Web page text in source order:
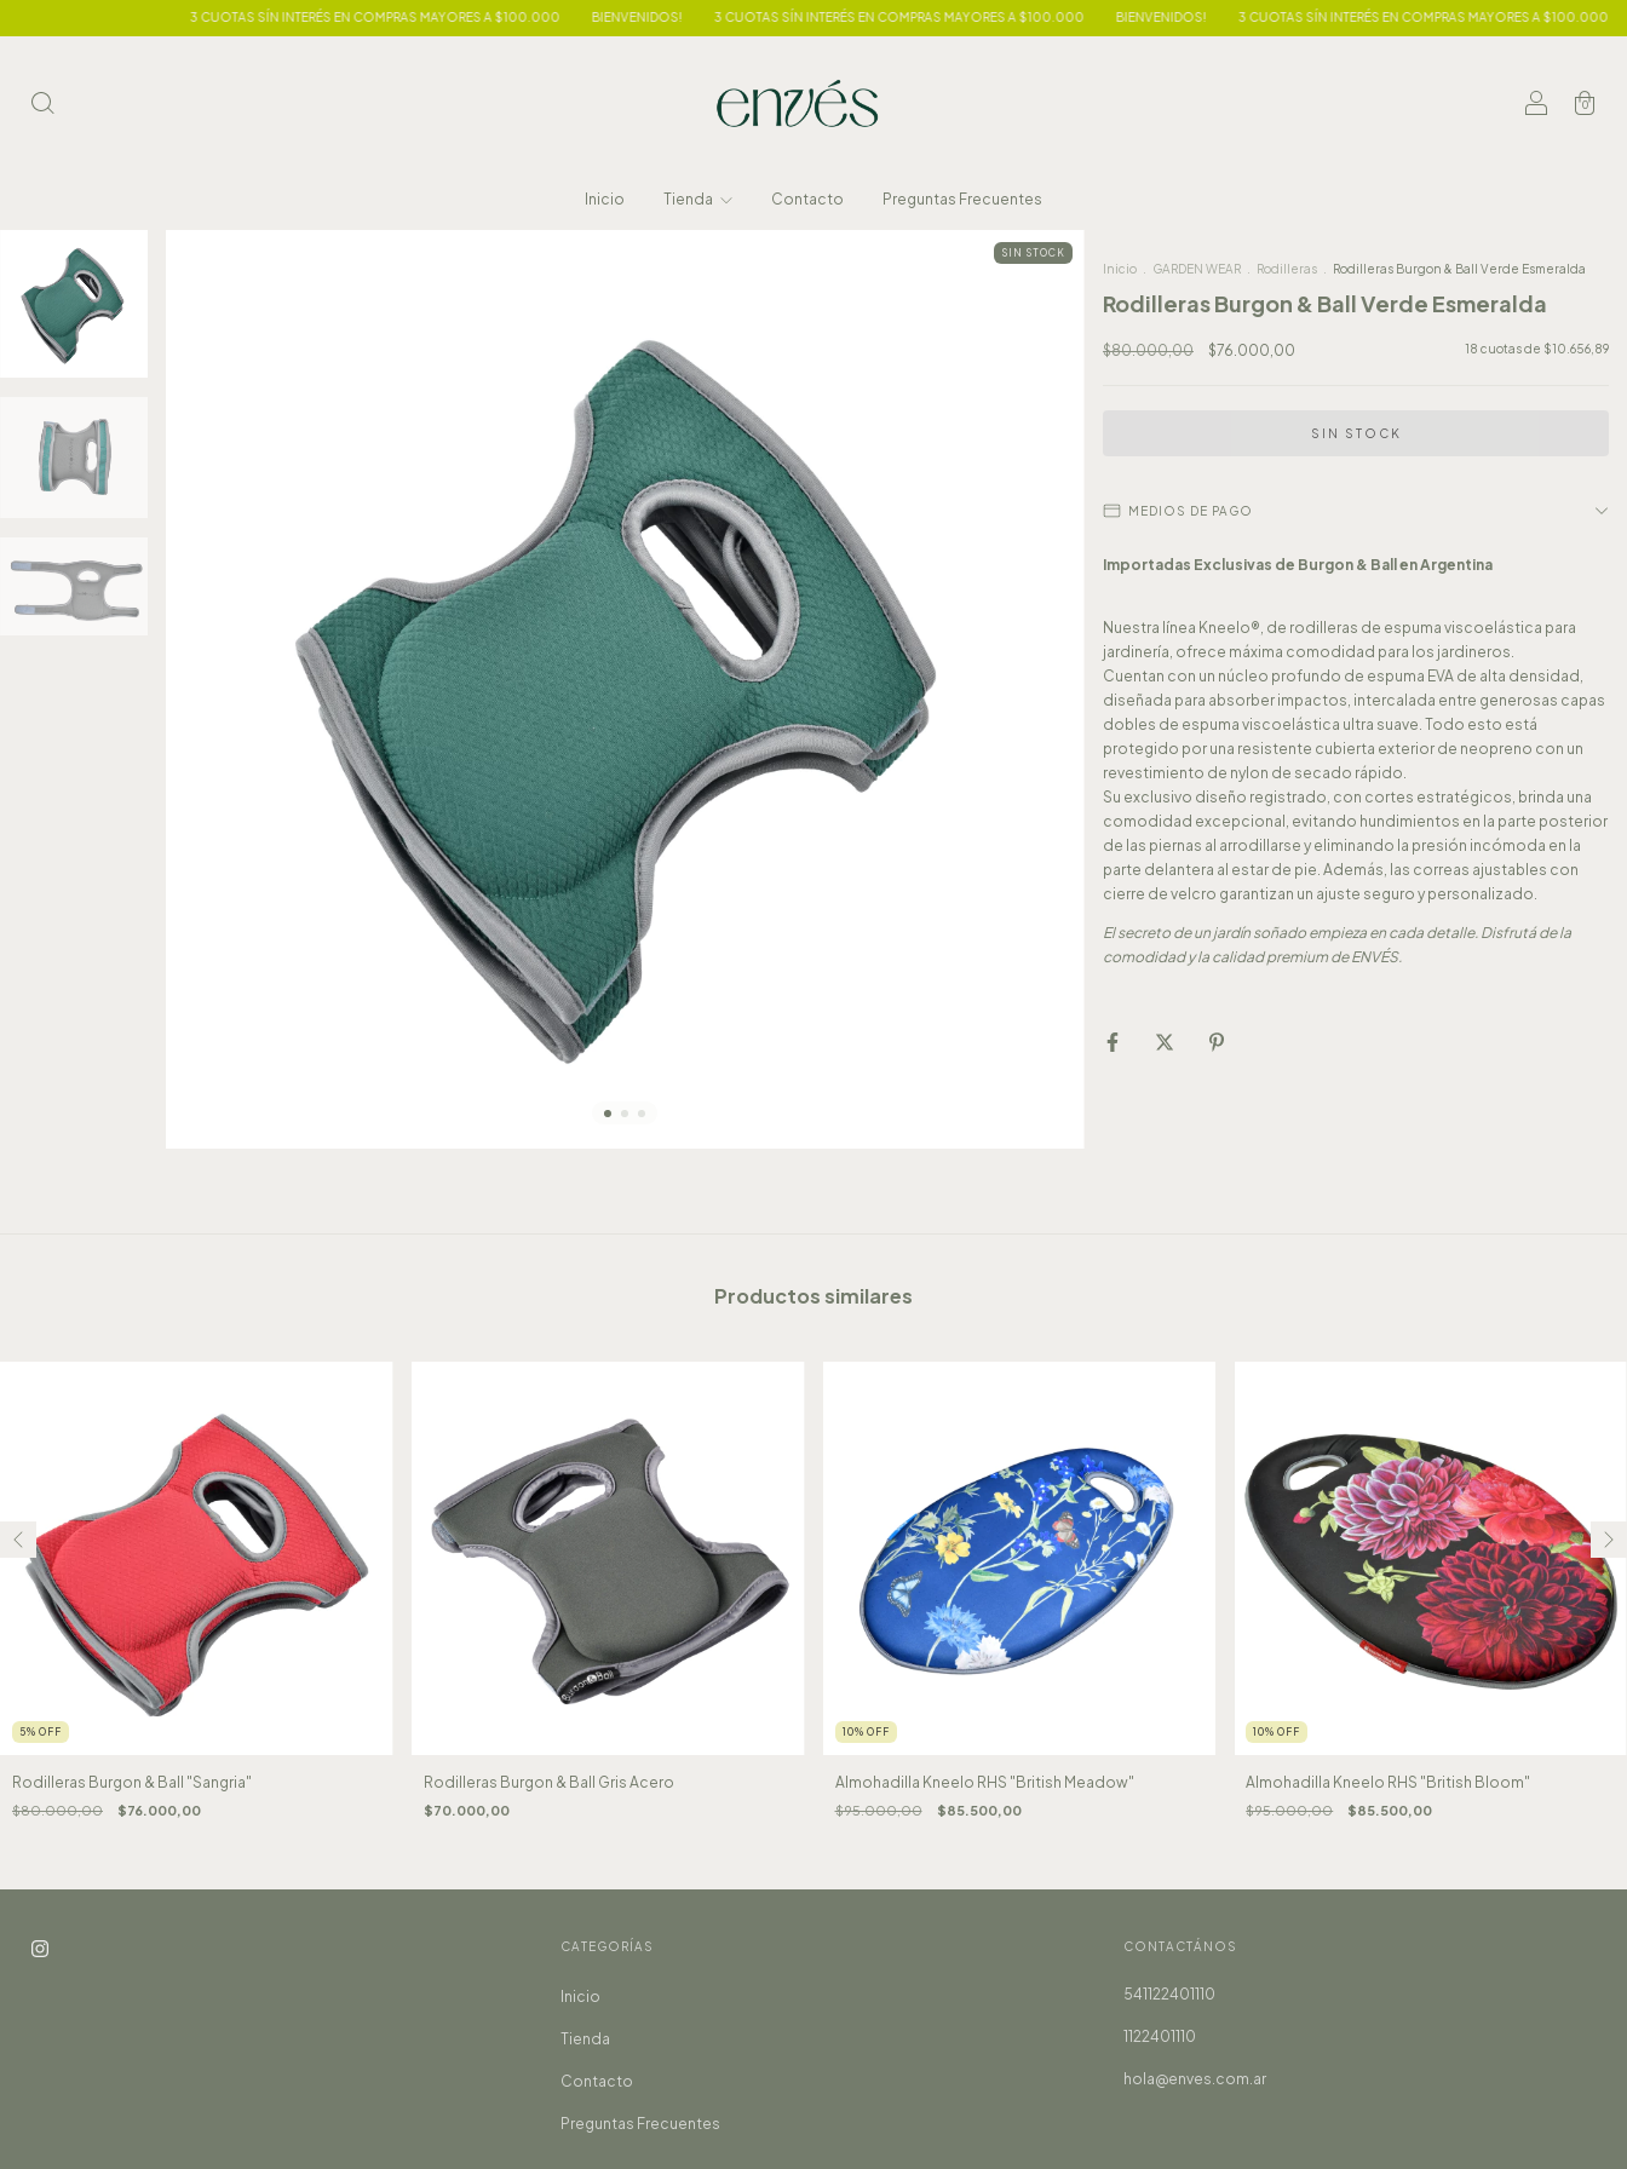
3 CUOTAS SÍN INTERÉS EN COMPRAS MAYORES A $100.000 BIENVENIDOS! 3 CUOTAS SÍN INTERÉS EN COMPRAS MAYORES A $100.000 BIENVENIDOS! 3 CUOTAS SÍN INTERÉS EN COMPRAS MAYORES A $100.000
0
Inicio Tienda Contacto Preguntas Frecuentes
SIN STOCK
Inicio GARDEN WEAR Rodilleras Rodilleras Burgon & Ball Verde Esmeralda
Rodilleras Burgon & Ball Verde Esmeralda
$80.000,00 $76.000,00 18 cuotas de $10.656,89
MEDIOS DE PAGO
Importadas Exclusivas de Burgon & Ball en Argentina
Nuestra línea Kneelo®, de rodilleras de espuma viscoelástica para
jardinería, ofrece máxima comodidad para los jardineros.
Cuentan con un núcleo profundo de espuma EVA de alta densidad,
diseñada para absorber impactos, intercalada entre generosas capas
dobles de espuma viscoelástica ultra suave. Todo esto está
protegido por una resistente cubierta exterior de neopreno con un
revestimiento de nylon de secado rápido.
Su exclusivo diseño registrado, con cortes estratégicos, brinda una
comodidad excepcional, evitando hundimientos en la parte posterior
de las piernas al arrodillarse y eliminando la presión incómoda en la
parte delantera al estar de pie. Además, las correas ajustables con
cierre de velcro garantizan un ajuste seguro y personalizado.
El secreto de un jardín soñado empieza en cada detalle. Disfrutá de la
comodidad y la calidad premium de ENVÉS.
Productos similares
5% OFF
Rodilleras Burgon & Ball "Sangria"
$80.000,00 $76.000,00
Rodilleras Burgon & Ball Gris Acero
$70.000,00
10% OFF
Almohadilla Kneelo RHS "British Meadow"
$95.000,00 $85.500,00
10%OFF
Almohadilla Kneelo RHS "British Bloom"
$95.000,00 $85.500,00
CATEGORÍAS
Inicio
Tienda
Contacto
Preguntas Frecuentes
CONTACTÁNOS
541122401110
1122401110
hola@enves.com.ar